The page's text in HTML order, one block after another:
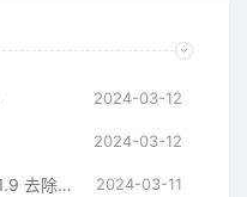
2024-03-12
2024-03-12
多模板易航网址引导导航源码 v1.9 去除弹窗等开心版 2024-03-11